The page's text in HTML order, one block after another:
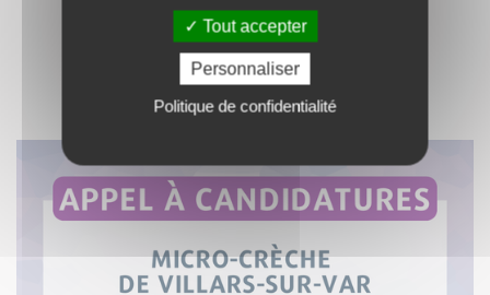
Tout accepter
Personnaliser
Politique de confidentialité